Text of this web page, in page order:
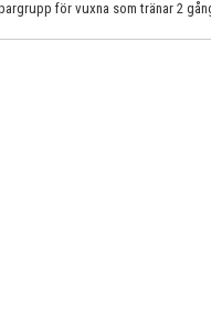
för vuxna som tränar 2